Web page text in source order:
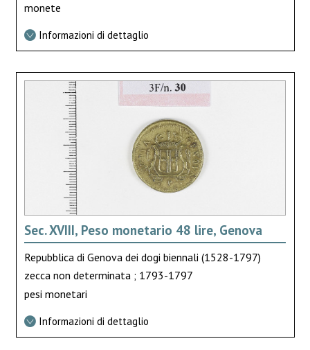
monete
Informazioni di dettaglio
Sec. XVIII, Peso monetario 48 lire, Genova
Repubblica di Genova dei dogi biennali (1528-1797)
zecca non determinata ; 1793-1797
pesi monetari
Informazioni di dettaglio